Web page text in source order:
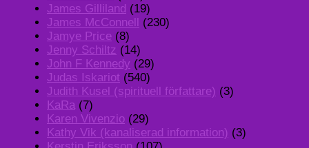
James Gilliland (19)
James McConnell
(230)
Jamye Price (8)
Jenny Schiltz (14)
John F Kennedy (29)
Judas Iskariot (540)
Judith Kusel (spirituell författare) (3)
KaRa (7)
Karen Vivenzio (29)
Kathy Vik (kanaliserad information) (3)